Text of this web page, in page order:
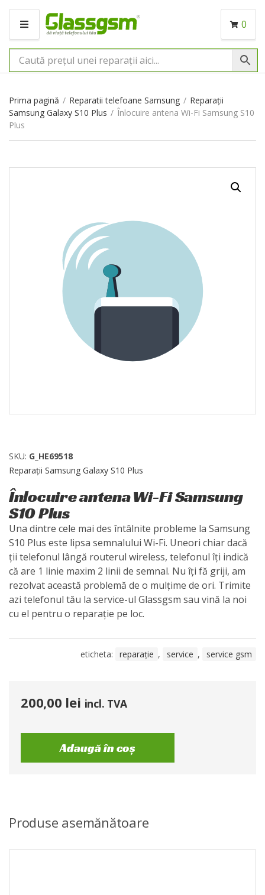
M
N
I
0
Prima pagină / Reparatii telefoane Samsung / Reparații
Samsung Galaxy S10 Plus / Înlocuire antena Wi-Fi Samsung S10
Plus
SKU: G_HE69518
Reparații Samsung Galaxy S10 Plus
Înlocuire antena Wi-Fi Samsung
S10 Plus
Una dintre cele mai des întâlnite probleme la Samsung
S10 Plus este lipsa semnalului Wi-Fi. Uneori chiar dacă
ții telefonul lângă routerul wireless, telefonul îți indică
că are 1 linie maxim 2 linii de semnal. Nu îți fă griji, am
rezolvat această problemă de o mulțime de ori. Trimite
azi telefonul tău la service-ul Glassgsm sau vină la noi
cu el pentru o reparație pe loc.
eticheta: reparație , service , service gsm
200,00 lei incl. TVA
Adaugă în coș
Produse asemănătoare